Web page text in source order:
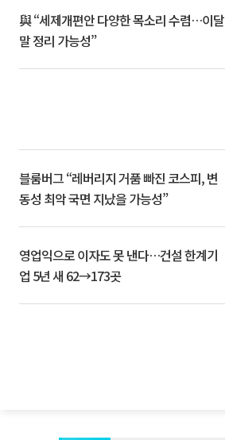
與 “세제개편안 다양한 목소리 수렴…이달
말 정리 가능성”
블룸버그 “레버리지 거품 빠진 코스피, 변
동성 최악 국면 지났을 가능성”
영업익으로 이자도 못 낸다…건설 한계기
업 5년 새 62→173곳